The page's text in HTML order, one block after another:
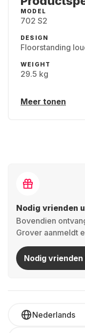
MODEL
702 S2
DESIGN
Floorstanding
WEIGHT
29.5 kg
Meer tonen
Nodig vrienden
Bovendien
Grover aanmeldt
Nodig
Nederlands